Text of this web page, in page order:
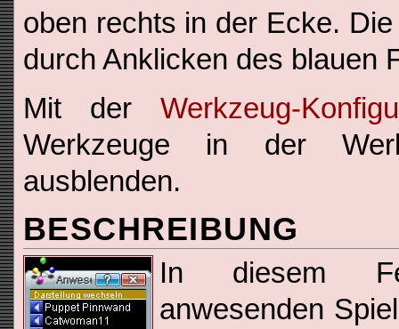
oben rechts in der Ecke.
durch Anklicken des blauen
Mit der Werkzeug-
Werkzeuge in der
ausblenden.
BESCHREIBUNG
In diesem
anwesenden